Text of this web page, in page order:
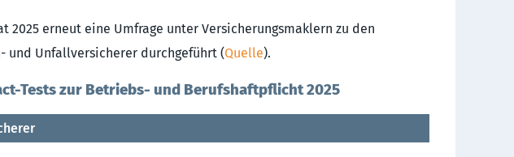
2025 erneut eine Umfrage unter Versicherungsmaklern zu den
und Unfallversicherer durchgeführt (Quelle).
Tests zur Betriebs- und Berufshaftpflicht 2025